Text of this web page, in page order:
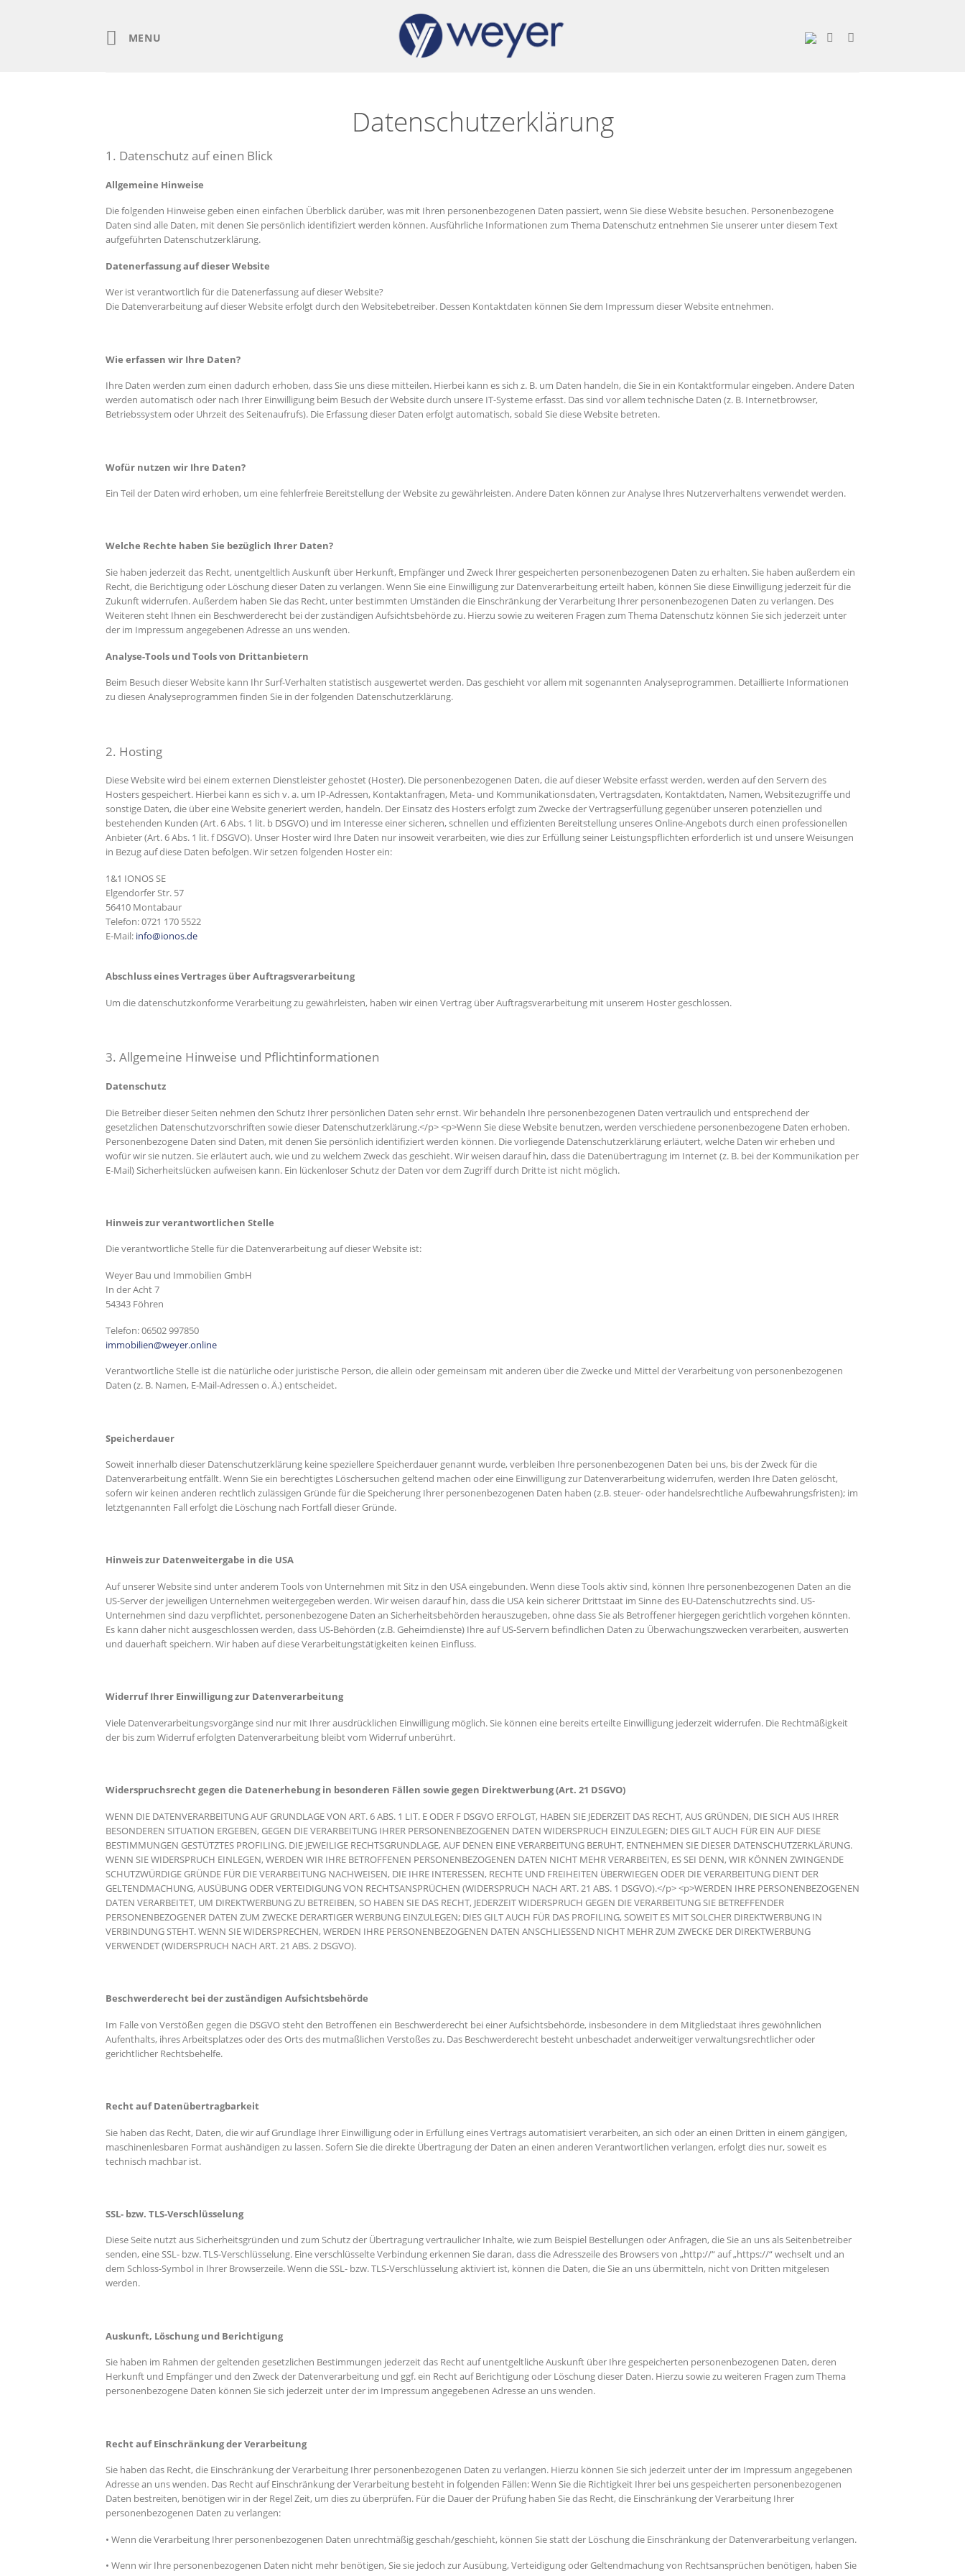
MENU
Datenschutzerklärung
1. Datenschutz auf einen Blick
Allgemeine Hinweise
Die folgenden Hinweise geben einen einfachen Überblick darüber, was mit Ihren personenbezogenen Daten passiert, wenn Sie diese Website besuchen. Personenbezogene
Daten sind alle Daten, mit denen Sie persönlich identifiziert werden können. Ausführliche Informationen zum Thema Datenschutz entnehmen Sie unserer unter diesem Text
aufgeführten Datenschutzerklärung.
Datenerfassung auf dieser Website
Wer ist verantwortlich für die Datenerfassung auf dieser Website?
Die Datenverarbeitung auf dieser Website erfolgt durch den Websitebetreiber. Dessen Kontaktdaten können Sie dem Impressum dieser Website entnehmen.
Wie erfassen wir Ihre Daten?
Ihre Daten werden zum einen dadurch erhoben, dass Sie uns diese mitteilen. Hierbei kann es sich z. B. um Daten handeln, die Sie in ein Kontaktformular eingeben. Andere Daten
werden automatisch oder nach Ihrer Einwilligung beim Besuch der Website durch unsere IT-Systeme erfasst. Das sind vor allem technische Daten (z. B. Internetbrowser,
Betriebssystem oder Uhrzeit des Seitenaufrufs). Die Erfassung dieser Daten erfolgt automatisch, sobald Sie diese Website betreten.
Wofür nutzen wir Ihre Daten?
Ein Teil der Daten wird erhoben, um eine fehlerfreie Bereitstellung der Website zu gewährleisten. Andere Daten können zur Analyse Ihres Nutzerverhaltens verwendet werden.
Welche Rechte haben Sie bezüglich Ihrer Daten?
Sie haben jederzeit das Recht, unentgeltlich Auskunft über Herkunft, Empfänger und Zweck Ihrer gespeicherten personenbezogenen Daten zu erhalten. Sie haben außerdem ein
Recht, die Berichtigung oder Löschung dieser Daten zu verlangen. Wenn Sie eine Einwilligung zur Datenverarbeitung erteilt haben, können Sie diese Einwilligung jederzeit für die
Zukunft widerrufen. Außerdem haben Sie das Recht, unter bestimmten Umständen die Einschränkung der Verarbeitung Ihrer personenbezogenen Daten zu verlangen. Des
Weiteren steht Ihnen ein Beschwerderecht bei der zuständigen Aufsichtsbehörde zu. Hierzu sowie zu weiteren Fragen zum Thema Datenschutz können Sie sich jederzeit unter
der im Impressum angegebenen Adresse an uns wenden.
Analyse-Tools und Tools von Dritt­anbietern
Beim Besuch dieser Website kann Ihr Surf-Verhalten statistisch ausgewertet werden. Das geschieht vor allem mit sogenannten Analyseprogrammen. Detaillierte Informationen
zu diesen Analyseprogrammen finden Sie in der folgenden Datenschutzerklärung.
2. Hosting
Diese Website wird bei einem externen Dienstleister gehostet (Hoster). Die personenbezogenen Daten, die auf dieser Website erfasst werden, werden auf den Servern des
Hosters gespeichert. Hierbei kann es sich v. a. um IP-Adressen, Kontaktanfragen, Meta- und Kommunikationsdaten, Vertragsdaten, Kontaktdaten, Namen, Websitezugriffe und
sonstige Daten, die über eine Website generiert werden, handeln. Der Einsatz des Hosters erfolgt zum Zwecke der Vertragserfüllung gegenüber unseren potenziellen und
bestehenden Kunden (Art. 6 Abs. 1 lit. b DSGVO) und im Interesse einer sicheren, schnellen und effizienten Bereitstellung unseres Online-Angebots durch einen professionellen
Anbieter (Art. 6 Abs. 1 lit. f DSGVO). Unser Hoster wird Ihre Daten nur insoweit verarbeiten, wie dies zur Erfüllung seiner Leistungspflichten erforderlich ist und unsere Weisungen
in Bezug auf diese Daten befolgen. Wir setzen folgenden Hoster ein:
1&1 IONOS SE
Elgendorfer Str. 57
56410 Montabaur
Telefon: 0721 170 5522
E-Mail: info@ionos.de
Abschluss eines Vertrages über Auftragsverarbeitung
Um die datenschutzkonforme Verarbeitung zu gewährleisten, haben wir einen Vertrag über Auftragsverarbeitung mit unserem Hoster geschlossen.
3. Allgemeine Hinweise und Pflicht­informationen
Datenschutz
Die Betreiber dieser Seiten nehmen den Schutz Ihrer persönlichen Daten sehr ernst. Wir behandeln Ihre personenbezogenen Daten vertraulich und entsprechend der
gesetzlichen Datenschutzvorschriften sowie dieser Datenschutzerklärung.</p> <p>Wenn Sie diese Website benutzen, werden verschiedene personenbezogene Daten erhoben.
Personenbezogene Daten sind Daten, mit denen Sie persönlich identifiziert werden können. Die vorliegende Datenschutzerklärung erläutert, welche Daten wir erheben und
wofür wir sie nutzen. Sie erläutert auch, wie und zu welchem Zweck das geschieht. Wir weisen darauf hin, dass die Datenübertragung im Internet (z. B. bei der Kommunikation per
E-Mail) Sicherheitslücken aufweisen kann. Ein lückenloser Schutz der Daten vor dem Zugriff durch Dritte ist nicht möglich.
Hinweis zur verantwortlichen Stelle
Die verantwortliche Stelle für die Datenverarbeitung auf dieser Website ist:
Weyer Bau und Immobilien GmbH
In der Acht 7
54343 Föhren
Telefon: 06502 997850
immobilien@weyer.online
Verantwortliche Stelle ist die natürliche oder juristische Person, die allein oder gemeinsam mit anderen über die Zwecke und Mittel der Verarbeitung von personenbezogenen
Daten (z. B. Namen, E-Mail-Adressen o. Ä.) entscheidet.
Speicherdauer
Soweit innerhalb dieser Datenschutzerklärung keine speziellere Speicherdauer genannt wurde, verbleiben Ihre personenbezogenen Daten bei uns, bis der Zweck für die
Datenverarbeitung entfällt. Wenn Sie ein berechtigtes Löschersuchen geltend machen oder eine Einwilligung zur Datenverarbeitung widerrufen, werden Ihre Daten gelöscht,
sofern wir keinen anderen rechtlich zulässigen Gründe für die Speicherung Ihrer personenbezogenen Daten haben (z.B. steuer- oder handelsrechtliche Aufbewahrungsfristen); im
letztgenannten Fall erfolgt die Löschung nach Fortfall dieser Gründe.
Hinweis zur Datenweitergabe in die USA
Auf unserer Website sind unter anderem Tools von Unternehmen mit Sitz in den USA eingebunden. Wenn diese Tools aktiv sind, können Ihre personenbezogenen Daten an die
US-Server der jeweiligen Unternehmen weitergegeben werden. Wir weisen darauf hin, dass die USA kein sicherer Drittstaat im Sinne des EU-Datenschutzrechts sind. US-
Unternehmen sind dazu verpflichtet, personenbezogene Daten an Sicherheitsbehörden herauszugeben, ohne dass Sie als Betroffener hiergegen gerichtlich vorgehen könnten.
Es kann daher nicht ausgeschlossen werden, dass US-Behörden (z.B. Geheimdienste) Ihre auf US-Servern befindlichen Daten zu Überwachungszwecken verarbeiten, auswerten
und dauerhaft speichern. Wir haben auf diese Verarbeitungstätigkeiten keinen Einfluss.
Widerruf Ihrer Einwilligung zur Datenverarbeitung
Viele Datenverarbeitungsvorgänge sind nur mit Ihrer ausdrücklichen Einwilligung möglich. Sie können eine bereits erteilte Einwilligung jederzeit widerrufen. Die Rechtmäßigkeit
der bis zum Widerruf erfolgten Datenverarbeitung bleibt vom Widerruf unberührt.
Widerspruchsrecht gegen die Datenerhebung in besonderen Fällen sowie gegen Direktwerbung (Art. 21 DSGVO)
WENN DIE DATENVERARBEITUNG AUF GRUNDLAGE VON ART. 6 ABS. 1 LIT. E ODER F DSGVO ERFOLGT, HABEN SIE JEDERZEIT DAS RECHT, AUS GRÜNDEN, DIE SICH AUS IHRER
BESONDEREN SITUATION ERGEBEN, GEGEN DIE VERARBEITUNG IHRER PERSONENBEZOGENEN DATEN WIDERSPRUCH EINZULEGEN; DIES GILT AUCH FÜR EIN AUF DIESE
BESTIMMUNGEN GESTÜTZTES PROFILING. DIE JEWEILIGE RECHTSGRUNDLAGE, AUF DENEN EINE VERARBEITUNG BERUHT, ENTNEHMEN SIE DIESER DATENSCHUTZERKLÄRUNG.
WENN SIE WIDERSPRUCH EINLEGEN, WERDEN WIR IHRE BETROFFENEN PERSONENBEZOGENEN DATEN NICHT MEHR VERARBEITEN, ES SEI DENN, WIR KÖNNEN ZWINGENDE
SCHUTZWÜRDIGE GRÜNDE FÜR DIE VERARBEITUNG NACHWEISEN, DIE IHRE INTERESSEN, RECHTE UND FREIHEITEN ÜBERWIEGEN ODER DIE VERARBEITUNG DIENT DER
GELTENDMACHUNG, AUSÜBUNG ODER VERTEIDIGUNG VON RECHTSANSPRÜCHEN (WIDERSPRUCH NACH ART. 21 ABS. 1 DSGVO).</p> <p>WERDEN IHRE PERSONENBEZOGENEN
DATEN VERARBEITET, UM DIREKTWERBUNG ZU BETREIBEN, SO HABEN SIE DAS RECHT, JEDERZEIT WIDERSPRUCH GEGEN DIE VERARBEITUNG SIE BETREFFENDER
PERSONENBEZOGENER DATEN ZUM ZWECKE DERARTIGER WERBUNG EINZULEGEN; DIES GILT AUCH FÜR DAS PROFILING, SOWEIT ES MIT SOLCHER DIREKTWERBUNG IN
VERBINDUNG STEHT. WENN SIE WIDERSPRECHEN, WERDEN IHRE PERSONENBEZOGENEN DATEN ANSCHLIESSEND NICHT MEHR ZUM ZWECKE DER DIREKTWERBUNG
VERWENDET (WIDERSPRUCH NACH ART. 21 ABS. 2 DSGVO).
Beschwerde­recht bei der zuständigen Aufsichts­behörde
Im Falle von Verstößen gegen die DSGVO steht den Betroffenen ein Beschwerderecht bei einer Aufsichtsbehörde, insbesondere in dem Mitgliedstaat ihres gewöhnlichen
Aufenthalts, ihres Arbeitsplatzes oder des Orts des mutmaßlichen Verstoßes zu. Das Beschwerderecht besteht unbeschadet anderweitiger verwaltungsrechtlicher oder
gerichtlicher Rechtsbehelfe.
Recht auf Daten­übertrag­barkeit
Sie haben das Recht, Daten, die wir auf Grundlage Ihrer Einwilligung oder in Erfüllung eines Vertrags automatisiert verarbeiten, an sich oder an einen Dritten in einem gängigen,
maschinenlesbaren Format aushändigen zu lassen. Sofern Sie die direkte Übertragung der Daten an einen anderen Verantwortlichen verlangen, erfolgt dies nur, soweit es
technisch machbar ist.
SSL- bzw. TLS-Verschlüsselung
Diese Seite nutzt aus Sicherheitsgründen und zum Schutz der Übertragung vertraulicher Inhalte, wie zum Beispiel Bestellungen oder Anfragen, die Sie an uns als Seitenbetreiber
senden, eine SSL- bzw. TLS-Verschlüsselung. Eine verschlüsselte Verbindung erkennen Sie daran, dass die Adresszeile des Browsers von „http://“ auf „https://“ wechselt und an
dem Schloss-Symbol in Ihrer Browserzeile. Wenn die SSL- bzw. TLS-Verschlüsselung aktiviert ist, können die Daten, die Sie an uns übermitteln, nicht von Dritten mitgelesen
werden.
Auskunft, Löschung und Berichtigung
Sie haben im Rahmen der geltenden gesetzlichen Bestimmungen jederzeit das Recht auf unentgeltliche Auskunft über Ihre gespeicherten personenbezogenen Daten, deren
Herkunft und Empfänger und den Zweck der Datenverarbeitung und ggf. ein Recht auf Berichtigung oder Löschung dieser Daten. Hierzu sowie zu weiteren Fragen zum Thema
personenbezogene Daten können Sie sich jederzeit unter der im Impressum angegebenen Adresse an uns wenden.
Recht auf Einschränkung der Verarbeitung
Sie haben das Recht, die Einschränkung der Verarbeitung Ihrer personenbezogenen Daten zu verlangen. Hierzu können Sie sich jederzeit unter der im Impressum angegebenen
Adresse an uns wenden. Das Recht auf Einschränkung der Verarbeitung besteht in folgenden Fällen: Wenn Sie die Richtigkeit Ihrer bei uns gespeicherten personenbezogenen
Daten bestreiten, benötigen wir in der Regel Zeit, um dies zu überprüfen. Für die Dauer der Prüfung haben Sie das Recht, die Einschränkung der Verarbeitung Ihrer
personenbezogenen Daten zu verlangen:
• Wenn die Verarbeitung Ihrer personenbezogenen Daten unrechtmäßig geschah/geschieht, können Sie statt der Löschung die Einschränkung der Datenverarbeitung verlangen.
• Wenn wir Ihre personenbezogenen Daten nicht mehr benötigen, Sie sie jedoch zur Ausübung, Verteidigung oder Geltendmachung von Rechtsansprüchen benötigen, haben Sie